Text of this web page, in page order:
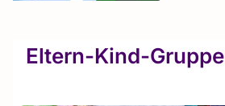
Eltern-Kind-Gruppe